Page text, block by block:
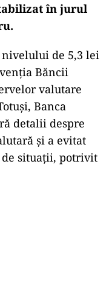
în jurul
nivelului de 5,3 lei
Băncii
valutare
Banca
detalii despre
și a evitat
de situații, potrivit